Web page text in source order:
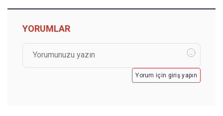
YORUMLAR
Yorum için giriş yapın